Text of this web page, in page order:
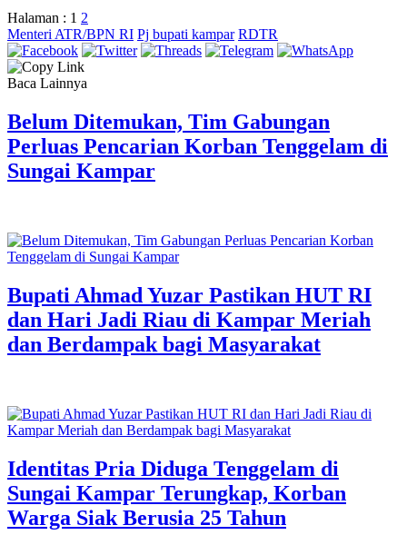
Halaman : 1 2
Menteri ATR/BPN RI Pj bupati kampar RDTR
Baca Lainnya
Belum Ditemukan, Tim Gabungan
Perluas Pencarian Korban Tenggelam di
Sungai Kampar
Bupati Ahmad Yuzar Pastikan HUT RI
dan Hari Jadi Riau di Kampar Meriah
dan Berdampak bagi Masyarakat
Identitas Pria Diduga Tenggelam di
Sungai Kampar Terungkap, Korban
Warga Siak Berusia 25 Tahun